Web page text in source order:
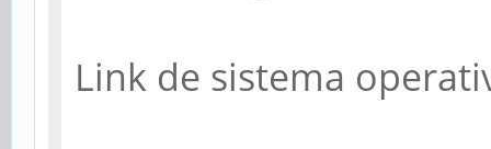
Link de sistema